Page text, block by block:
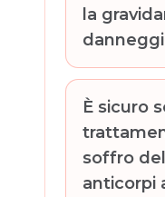
la
È sicuro
soffro
anticorpi